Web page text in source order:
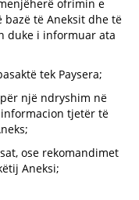
ofrimin e
të Aneksit dhe të
duke i informuar ata
tek Paysera;
një ndryshim në
tjetër të
ose rekomandimet
Aneksi;